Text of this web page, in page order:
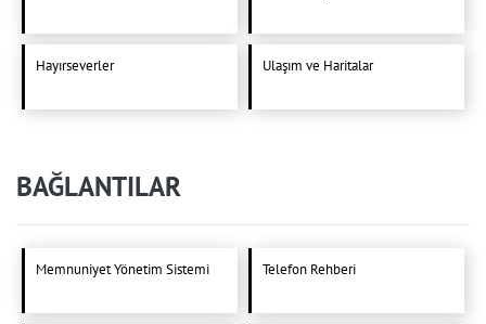
Hayırseverler Ulaşım ve Haritalar
BAĞLANTILAR
Memnuniyet Yönetim Sistemi Telefon Rehberi